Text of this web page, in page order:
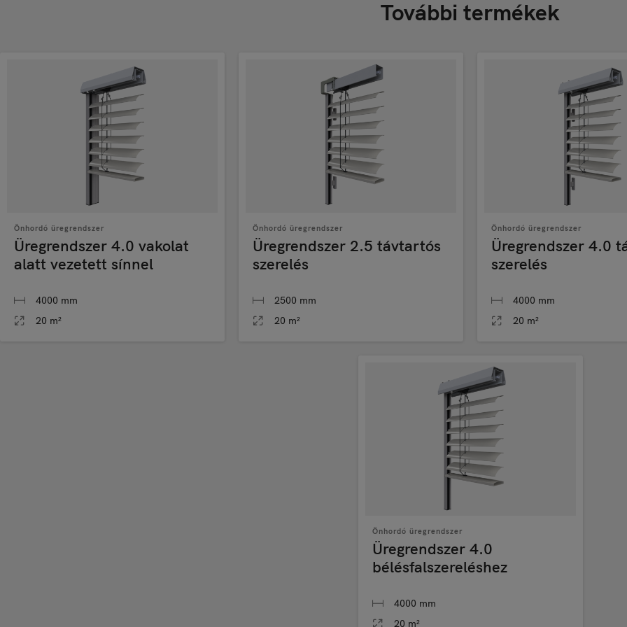
További termékek
Önhordó üregrendszer
Üregrendszer 4.0 vakolat
alatt vezetett sínnel
4000 mm
20 m²
Önhordó üregrendszer
Üregrendszer 2.5 távtartós
szerelés
2500 mm
20 m²
Önhordó üregrendszer
Üregrendszer 4.0
szerelés
4000 mm
20 m²
Önhordó üregrendszer
Üregrendszer 4.0
bélésfalszereléshez
4000 mm
20 m²